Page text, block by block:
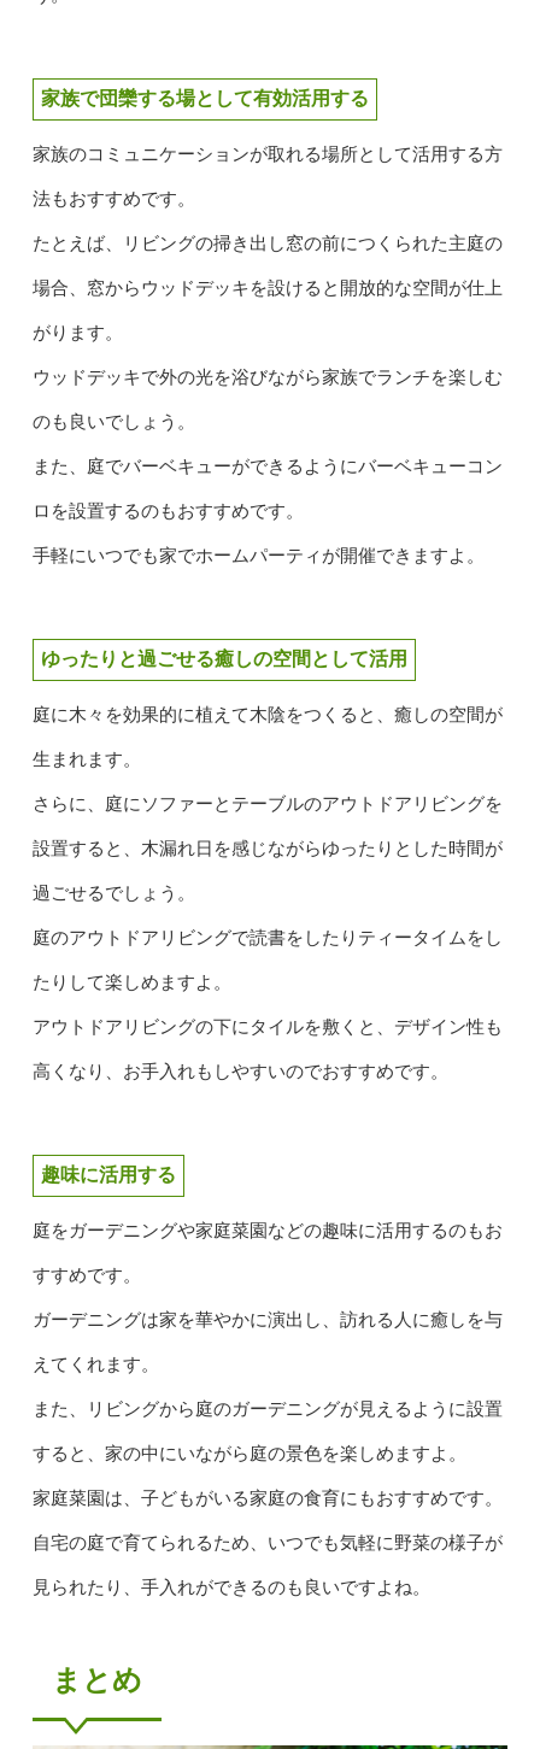
家族で団欒する場として有効活用する
家族のコミュニケーションが取れる場所として活用する方
法もおすすめです。
たとえば、リビングの掃き出し窓の前につくられた主庭の
場合、窓からウッドデッキを設けると開放的な空間が仕上
がります。
ウッドデッキで外の光を浴びながら家族でランチを楽しむ
のも良いでしょう。
また、庭でバーベキューができるようにバーベキューコン
ロを設置するのもおすすめです。
手軽にいつでも家でホームパーティが開催できますよ。
ゆったりと過ごせる癒しの空間として活用
庭に木々を効果的に植えて木陰をつくると、癒しの空間が
生まれます。
さらに、庭にソファーとテーブルのアウトドアリビングを
設置すると、木漏れ日を感じながらゆったりとした時間が
過ごせるでしょう。
庭のアウトドアリビングで読書をしたりティータイムをし
たりして楽しめますよ。
アウトドアリビングの下にタイルを敷くと、デザイン性も
高くなり、お手入れもしやすいのでおすすめです。
趣味に活用する
庭をガーデニングや家庭菜園などの趣味に活用するのもお
すすめです。
ガーデニングは家を華やかに演出し、訪れる人に癒しを与
えてくれます。
また、リビングから庭のガーデニングが見えるように設置
すると、家の中にいながら庭の景色を楽しめますよ。
家庭菜園は、子どもがいる家庭の食育にもおすすめです。
自宅の庭で育てられるため、いつでも気軽に野菜の様子が
見られたり、手入れができるのも良いですよね。
まとめ